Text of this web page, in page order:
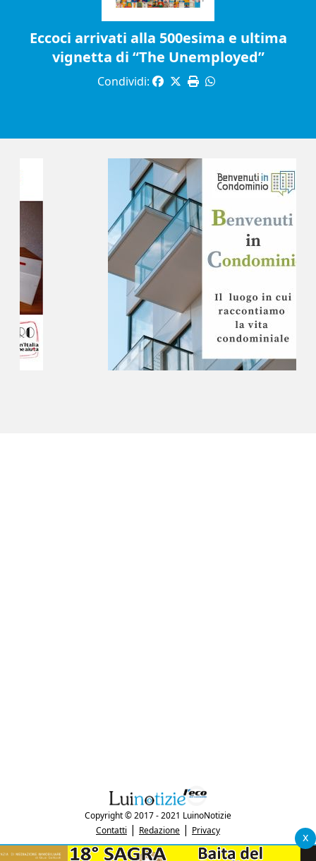
Eccoci arrivati alla 500esima e ultima
vignetta di “The Unemployed”
Condividi:
x
Copyright © 2017 - 2021 LuinoNotizie
Contatti | Redazione | Privacy
"Luinonotizie.it è una testata giornalistica iscritta al Registro Stampa del